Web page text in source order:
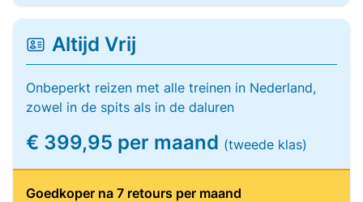
Altijd Vrij
Onbeperkt reizen met alle treinen in Nederland,
zowel in de spits als in de daluren
€ 399,95 per maand (tweede klas)
Goedkoper na 7 retours per maand